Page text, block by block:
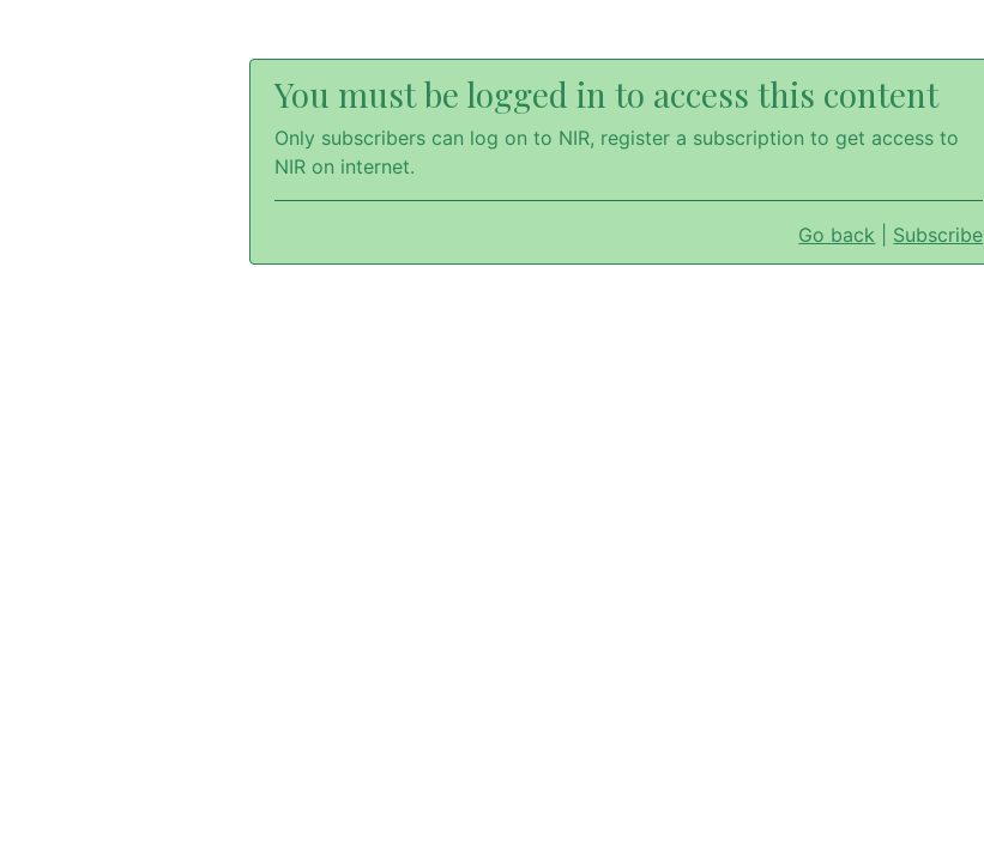
You must be logged in to access this content
Only subscribers can log on to NIR, register a subscription to get access to
NIR on internet.
Go back Subscribe